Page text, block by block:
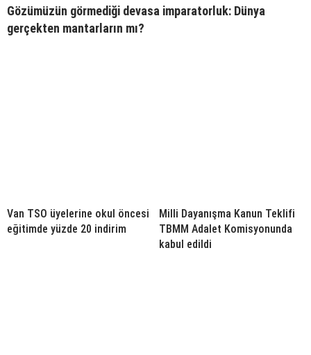
Gözümüzün görmediği devasa imparatorluk: Dünya
gerçekten mantarların mı?
Van TSO üyelerine okul öncesi
eğitimde yüzde 20 indirim
Milli Dayanışma Kanun Teklifi
TBMM Adalet Komisyonunda
kabul edildi